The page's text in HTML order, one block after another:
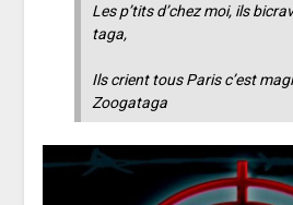
Les p’tits d’chez moi, ils
taga,
Ils crient tous Paris c’est
Zoogataga